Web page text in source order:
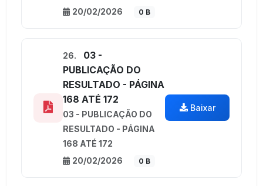
20/02/2026
0 B
26.
03 -
PUBLICAÇÃO DO
RESULTADO - PÁGINA
168 ATÉ 172
03 - PUBLICAÇÃO DO
RESULTADO - PÁGINA
168 ATÉ 172
20/02/2026
0 B
Baixar